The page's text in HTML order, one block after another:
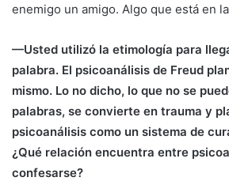
enemigo un amigo. Algo que está en
—Usted utilizó la etimología para
palabra. El psicoanálisis de Freud
mismo. Lo no dicho, lo que no se
palabras, se convierte en trauma y
psicoanálisis como un sistema de
¿Qué relación encuentra entre
confesarse?